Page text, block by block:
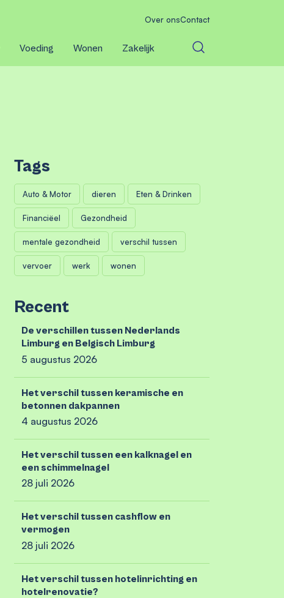
Over onsContact
Voeding Wonen Zakelijk
Tags
Auto & Motor dieren Eten & Drinken
Financiëel Gezondheid
mentale gezondheid verschil tussen
vervoer werk wonen
Recent
De verschillen tussen Nederlands
Limburg en Belgisch Limburg
5 augustus 2026
Het verschil tussen keramische en
betonnen dakpannen
4 augustus 2026
Het verschil tussen een kalknagel en
een schimmelnagel
28 juli 2026
Het verschil tussen cashflow en
vermogen
28 juli 2026
Het verschil tussen hotelinrichting en
hotelrenovatie?